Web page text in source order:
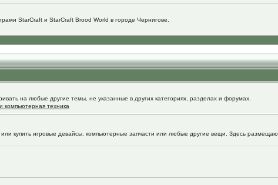
StarCraft и StarCraft Brood World в городе Чернигове.
на любые другие темы, не указанные в других категориях, разделах и форумах.
компьютерная техника
купить игровые девайсы, компьютерные запчасти или любые другие вещи. Здесь